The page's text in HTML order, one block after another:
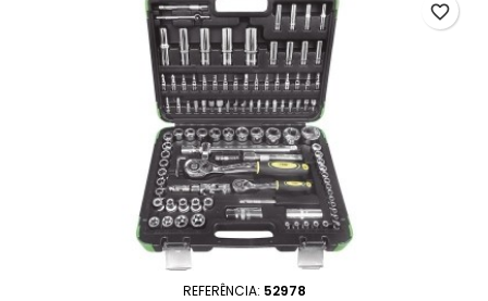
REFERÊNCIA: 52978
favorite_border